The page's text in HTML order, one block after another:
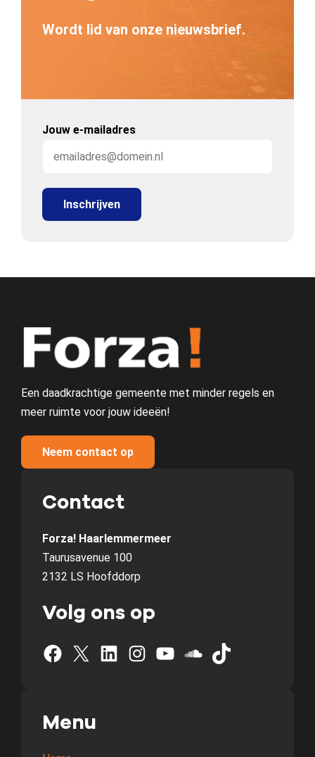
Wordt lid van onze nieuwsbrief.
Jouw e-mailadres
Een daadkrachtige gemeente met minder regels en
meer ruimte voor jouw ideeën!
Neem contact op
Contact
Forza! Haarlemmermeer
Taurusavenue 100
2132 LS Hoofddorp
Volg ons op
Facebook X LinkedIn Instagram YouTube SoundCloud TikTok
Menu